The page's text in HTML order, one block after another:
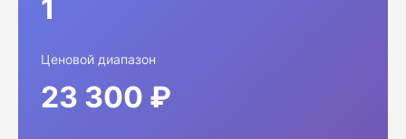
1
Ценовой диапазон
23 300 ₽